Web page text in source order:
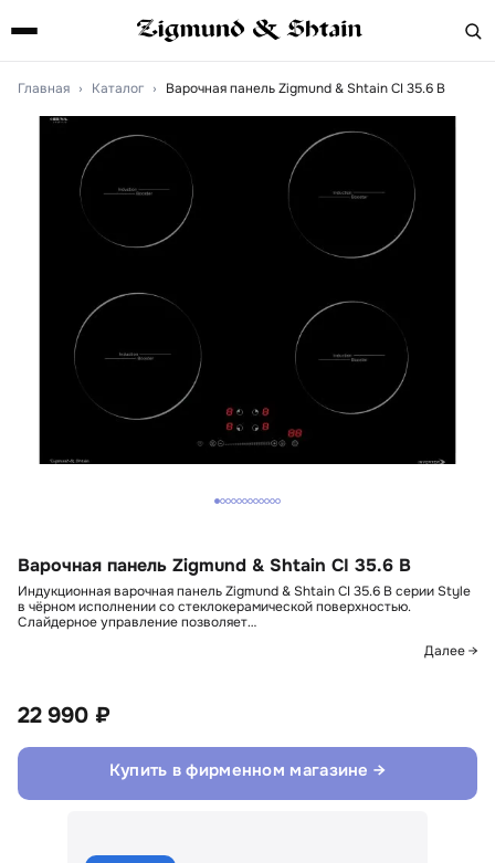
Главная › Каталог › Варочная панель Zigmund & Shtain CI 35.6 B
Варочная панель Zigmund & Shtain CI 35.6 B
Индукционная варочная панель Zigmund & Shtain CI 35.6 B серии Style
в чёрном исполнении со стеклокерамической поверхностью.
Слайдерное управление позволяет…
Далее →
22 990 ₽
Купить в фирменном магазине →